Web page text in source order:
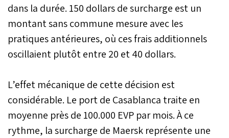
dans la durée. 150 dollars de surcharge est un
montant sans commune mesure avec les
pratiques antérieures, où ces frais additionnels
oscillaient plutôt entre 20 et 40 dollars.
L’effet mécanique de cette décision est
considérable. Le port de Casablanca traite en
moyenne près de 100.000 EVP par mois. À ce
rythme, la surcharge de Maersk représente une